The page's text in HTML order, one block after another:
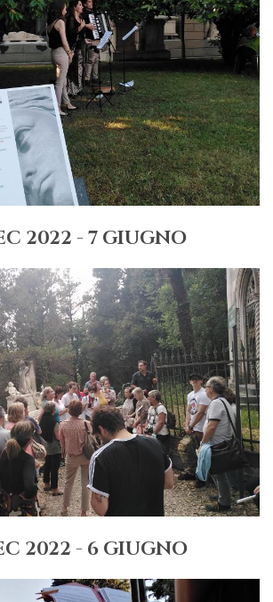
2022 - 7 GIUGNO
2022 - 6 GIUGNO